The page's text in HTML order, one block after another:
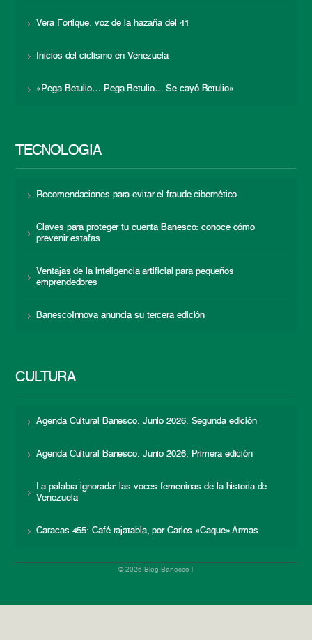
Vera Fortique: voz de la hazaña del 41
Inicios del ciclismo en Venezuela
«Pega Betulio… Pega Betulio… Se cayó Betulio»
TECNOLOGÍA
Recomendaciones para evitar el fraude cibernético
Claves para proteger tu cuenta Banesco: conoce cómo
prevenir estafas
Ventajas de la inteligencia artificial para pequeños
emprendedores
BanescoInnova anuncia su tercera edición
CULTURA
Agenda Cultural Banesco. Junio 2026. Segunda edición
Agenda Cultural Banesco. Junio 2026. Primera edición
La palabra ignorada: las voces femeninas de la historia de
Venezuela
Caracas 455: Café rajatabla, por Carlos «Caque» Armas
© 2026 Blog Banesco |